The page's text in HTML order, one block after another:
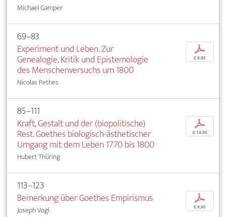
Michael Gamper
69–83
Experiment und Leben. Zur
Genealogie, Kritik und Epistemologie
des Menschenversuchs um 1800
Nicolas Pethes
p
€ 9,95
85–111
Kraft, Gestalt und der (biopolitische)
Rest. Goethes biologisch-ästhetischer
Umgang mit dem Leben 1770 bis 1800
Hubert Thüring
p
€ 14,95
113–123
Bemerkung über Goethes Empirismus
Joseph Vogl
p
€ 9,95